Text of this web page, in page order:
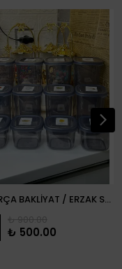
12 PARÇA BAKLİYAT / ERZAK SETİ
₺ 500.00